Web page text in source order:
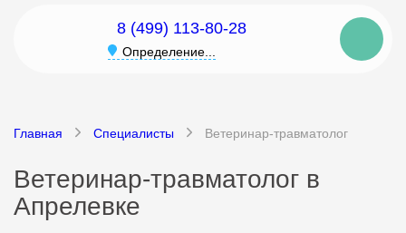
8 (499) 113-80-28
Определение...
Главная Специалисты Ветеринар-травматолог
Ветеринар-травматолог в
Апрелевке